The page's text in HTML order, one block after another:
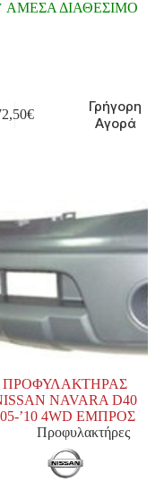
ΑΜΕΣΑ ΔΙΑΘΕΣΙΜΟ
€
Γρήγορη
Αγορά
ΠΡΟΦΥΛΑΚΤΗΡΑΣ
NAVARA D40
’10 4WD ΕΜΠΡΟΣ
Προφυλακτήρες